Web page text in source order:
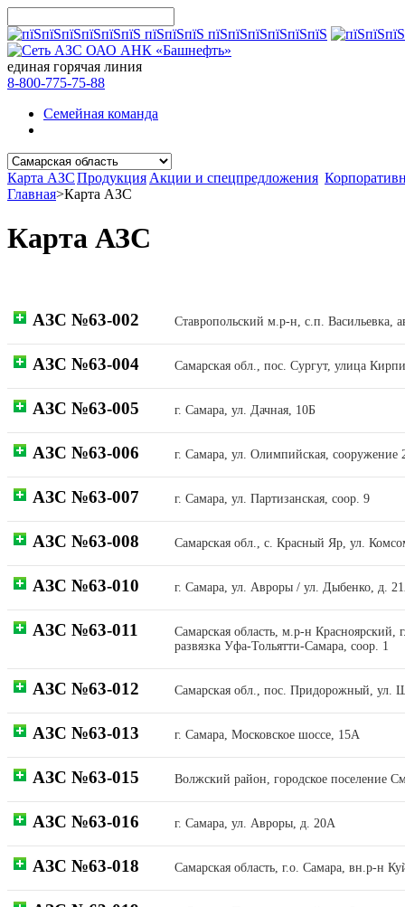
единая горячая линия
8-800-775-75-88
Семейная команда
Карта АЗСПродукция Акции и спецпредложения
Главная>Карта АЗС
Карта АЗС
АЗС №63-002 Ставропольский м.р-н, с.п. Васильевка,
АЗС №63-004 Самарская обл., пос. Сургут, улица
АЗС №63-005 г. Самара, ул. Дачная, 10Б
АЗС №63-006 г. Самара, ул. Олимпийская, сооружение
АЗС №63-007 г. Самара, ул. Партизанская, соор. 9
АЗС №63-008 Самарская обл., с. Красный Яр, ул.
АЗС №63-010 г. Самара, ул. Авроры / ул. Дыбенко, д.
АЗС №63-011
Самарская область, м.р-н Красноярский,
развязка Уфа-Тольятти-Самара, соор. 1
АЗС №63-012 Самарская обл., пос. Придорожный, ул.
АЗС №63-013 г. Самара, Московское шоссе, 15А
АЗС №63-015 Волжский район, городское поселение
АЗС №63-016 г. Самара, ул. Авроры, д. 20А
АЗС №63-018 Самарская область, г.о. Самара, вн.р-н